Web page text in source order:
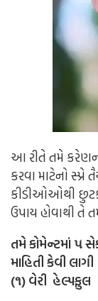
આ રીતે તમે
કરવા માટેનો સ્પ્રે
કીડીઓઓથી
ઉપાય હોવાથી
તમે કોમેન્ટમાં ૫
માહિતી કેવી લાગી
(૧) વેરી